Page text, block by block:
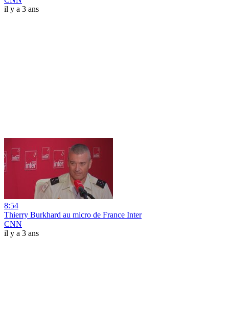
il y a 3 ans
8:54
Thierry Burkhard au micro de France Inter
CNN
il y a 3 ans